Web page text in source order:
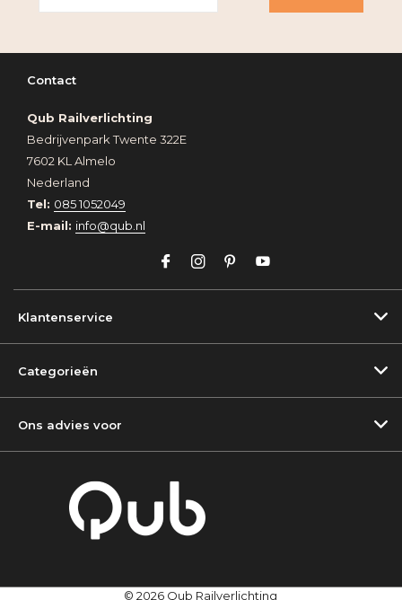
Contact
Qub Railverlichting
Bedrijvenpark Twente 322E
7602 KL Almelo
Nederland
Tel: 085 1052049
E-mail: info@qub.nl
Klantenservice
Categorieën
Ons advies voor
© 2026 Qub Railverlichting